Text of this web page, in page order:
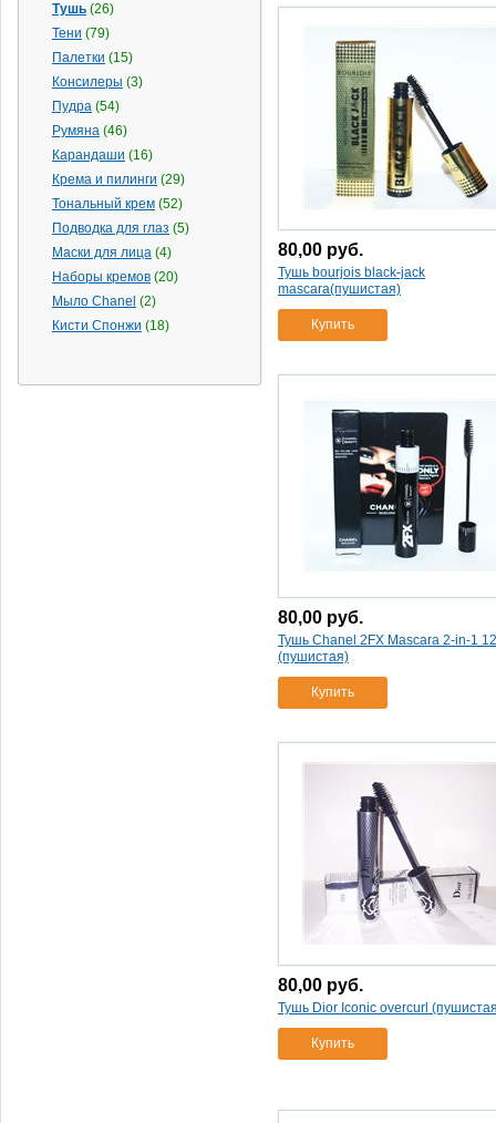
Тушь (26)
Тени (79)
Палетки (15)
Консилеры (3)
Пудра (54)
Румяна (46)
Карандаши (16)
Крема и пилинги (29)
Тональный крем (52)
Подводка для глаз (5)
Маски для лица (4)
Наборы кремов (20)
Мыло Chanel (2)
Кисти Спонжи (18)
80,00 руб.
Тушь bourjois black-jack
mascara(пушистая)
Купить
80,00 руб.
Тушь Chanel 2FX Mascara 2-in-1
(пушистая)
Купить
80,00 руб.
Тушь Dior Iconic overcurl
Купить